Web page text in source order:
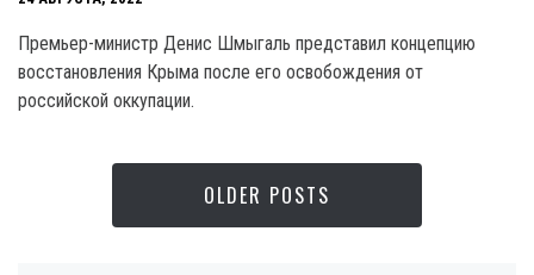
Премьер-министр Денис Шмыгаль представил концепцию
восстановления Крыма после его освобождения от
российской оккупации.
OLDER POSTS